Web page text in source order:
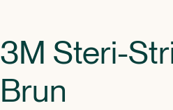
3M Steri-
Brun